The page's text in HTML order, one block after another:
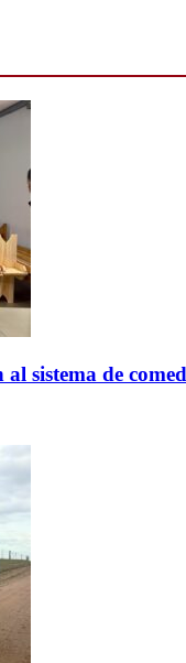
sistema de